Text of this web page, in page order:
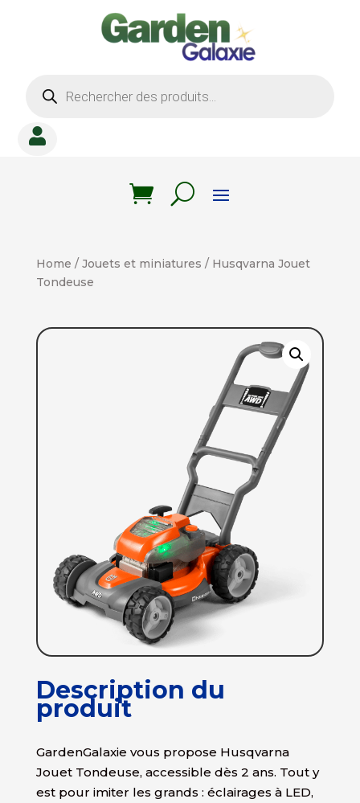
produits

Home / Jouets et miniatures / Husqvarna Jouet
Tondeuse
Description du
produit
GardenGalaxie vous propose Husqvarna
Jouet Tondeuse, accessible dès 2 ans. Tout y
est pour imiter les grands : éclairages à LED,